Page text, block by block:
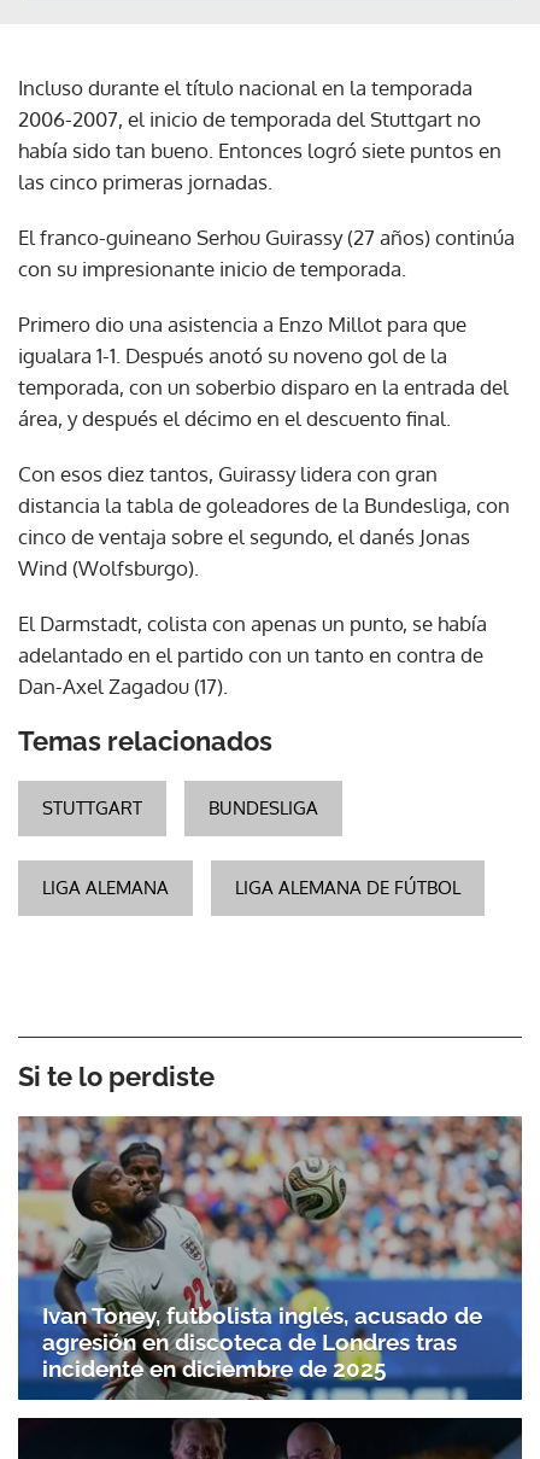
Incluso durante el título nacional en la temporada
2006-2007, el inicio de temporada del Stuttgart no
había sido tan bueno. Entonces logró siete puntos en
las cinco primeras jornadas.
El franco-guineano Serhou Guirassy (27 años) continúa
con su impresionante inicio de temporada.
Primero dio una asistencia a Enzo Millot para que
igualara 1-1. Después anotó su noveno gol de la
temporada, con un soberbio disparo en la entrada del
área, y después el décimo en el descuento final.
Con esos diez tantos, Guirassy lidera con gran
distancia la tabla de goleadores de la Bundesliga, con
cinco de ventaja sobre el segundo, el danés Jonas
Wind (Wolfsburgo).
El Darmstadt, colista con apenas un punto, se había
adelantado en el partido con un tanto en contra de
Dan-Axel Zagadou (17).
Temas relacionados
STUTTGART BUNDESLIGA
LIGA ALEMANA LIGA ALEMANA DE FÚTBOL
Si te lo perdiste
Ivan Toney, futbolista inglés, acusado de
agresión en discoteca de Londres tras
incidente en diciembre de 2025